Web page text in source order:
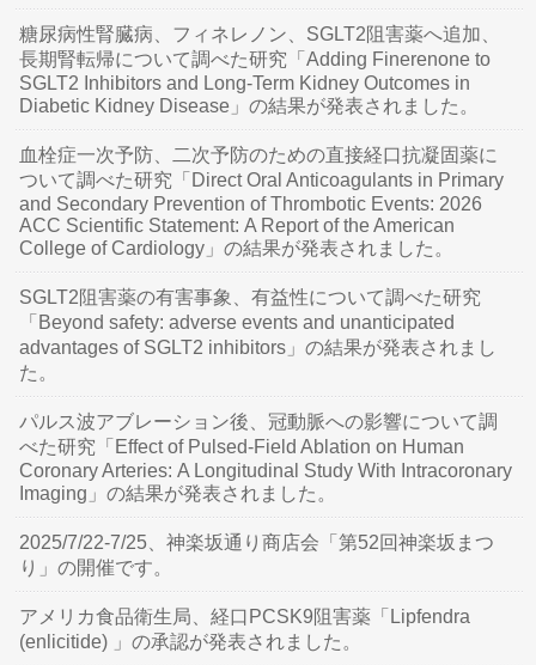
糖尿病性腎臓病、フィネレノン、SGLT2阻害薬へ追加、
長期腎転帰について調べた研究「Adding Finerenone to
SGLT2 Inhibitors and Long-Term Kidney Outcomes in
Diabetic Kidney Disease」の結果が発表されました。
血栓症一次予防、二次予防のための直接経口抗凝固薬に
ついて調べた研究「Direct Oral Anticoagulants in Primary
and Secondary Prevention of Thrombotic Events: 2026
ACC Scientific Statement: A Report of the American
College of Cardiology」の結果が発表されました。
SGLT2阻害薬の有害事象、有益性について調べた研究
「Beyond safety: adverse events and unanticipated
advantages of SGLT2 inhibitors」の結果が発表されまし
た。
パルス波アブレーション後、冠動脈への影響について調
べた研究「Effect of Pulsed-Field Ablation on Human
Coronary Arteries: A Longitudinal Study With Intracoronary
Imaging」の結果が発表されました。
2025/7/22-7/25、神楽坂通り商店会「第52回神楽坂まつ
り」の開催です。
アメリカ食品衛生局、経口PCSK9阻害薬「Lipfendra
(enlicitide) 」の承認が発表されました。